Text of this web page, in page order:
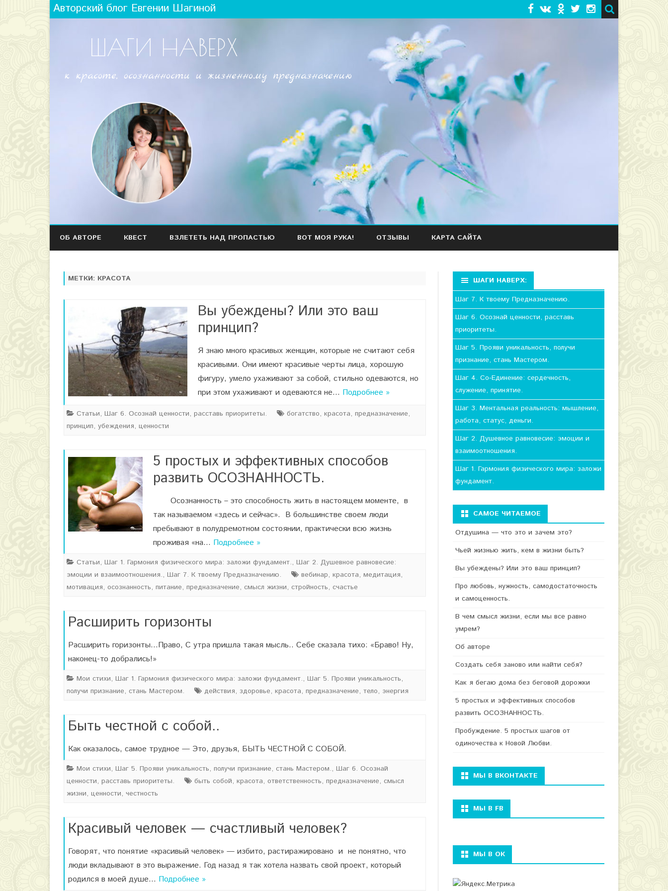
Авторский блог Евгении Шагиной
ШАГИ НАВЕРХ
к красоте, осознанности и жизненному предназначению
Наверх
ОБ АВТОРЕ КВЕСТ ВЗЛЕТЕТЬ НАД ПРОПАСТЬЮ ВОТ МОЯ РУКА! ОТЗЫВЫ КАРТА САЙТА
МЕТКИ: КРАСОТА
Вы убеждены? Или это ваш
принцип?
Я знаю много красивых женщин, которые не считают себя
красивыми. Они имеют красивые черты лица, хорошую
фигуру, умело ухаживают за собой, стильно одеваются, но
при этом ухаживают и одеваются не… Подробнее »
Статьи, Шаг 6. Осознай ценности, расставь приоритеты. богатство, красота, предназначение,
принцип, убеждения, ценности
5 простых и эффективных способов
развить ОСОЗНАННОСТЬ.
Осознанность – это способность жить в настоящем моменте, в
так называемом «здесь и сейчас». В большинстве своем люди
пребывают в полудремотном состоянии, практически всю жизнь
проживая «на… Подробнее »
Статьи, Шаг 1. Гармония физического мира: заложи фундамент., Шаг 2. Душевное равновесие:
эмоции и взаимоотношения., Шаг 7. К твоему Предназначению. вебинар, красота, медитация,
мотивация, осознанность, питание, предназначение, смысл жизни, стройность, счастье
Расширить горизонты
Расширить горизонты…Право, С утра пришла такая мысль.. Себе сказала тихо: «Браво! Ну,
наконец-то добрались!»
Мои стихи, Шаг 1. Гармония физического мира: заложи фундамент., Шаг 5. Прояви уникальность,
получи признание, стань Мастером.
действия, здоровье, красота, предназначение, тело, энергия
Быть честной с собой..
Как оказалось, самое трудное — Это, друзья, БЫТЬ ЧЕСТНОЙ С СОБОЙ.
Мои стихи, Шаг 5. Прояви уникальность, получи признание, стань Мастером., Шаг 6. Осознай
ценности, расставь приоритеты.
быть собой, красота, ответственность, предназначение, смысл
жизни, ценности, честность
Красивый человек — счастливый человек?
Говорят, что понятие «красивый человек» — избито, растиражировано и не понятно, что
люди вкладывают в это выражение. Год назад я так хотела назвать свой проект, который
родился в моей душе… Подробнее »
ШАГИ НАВЕРХ:
Шаг 7. К твоему Предназначению.
Шаг 6. Осознай ценности, расставь
приоритеты.
Шаг 5. Прояви уникальность, получи
признание, стань Мастером.
Шаг 4. Со-Единение: сердечность,
служение, принятие.
Шаг 3. Ментальная реальность: мышление,
работа, статус, деньги.
Шаг 2. Душевное равновесие: эмоции и
взаимоотношения.
Шаг 1. Гармония физического мира: заложи
фундамент.
САМОЕ ЧИТАЕМОЕ
Отдушина — что это и зачем это?
Чьей жизнью жить, кем в жизни быть?
Вы убеждены? Или это ваш принцип?
Про любовь, нужность, самодостаточность
и самоценность.
В чем смысл жизни, если мы все равно
умрем?
Об авторе
Создать себя заново или найти себя?
Как я бегаю дома без беговой дорожки
5 простых и эффективных способов
развить ОСОЗНАННОСТЬ.
Пробуждение. 5 простых шагов от
одиночества к Новой Любви.
МЫ В ВКОНТАКТЕ
МЫ В FB
МЫ В ОК